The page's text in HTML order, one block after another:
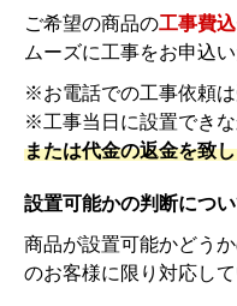
ご希望の商品の工事費
ムーズに工事をお申込い
※お電話での工事依頼は
※工事当日に設置できな
または代金の返金を致
設置可能かの判断につ
商品が設置可能かどう
のお客様に限り対応して